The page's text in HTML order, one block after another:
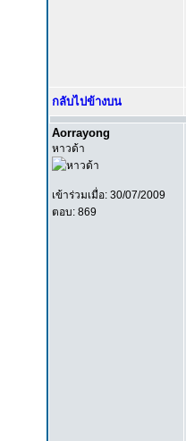
กลับไปข้างบน
Aorrayong
หาวด้า
เข้าร่วมเมื่อ: 30/07/2009
ตอบ: 869